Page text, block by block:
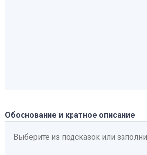
Обоснование и кратное описание